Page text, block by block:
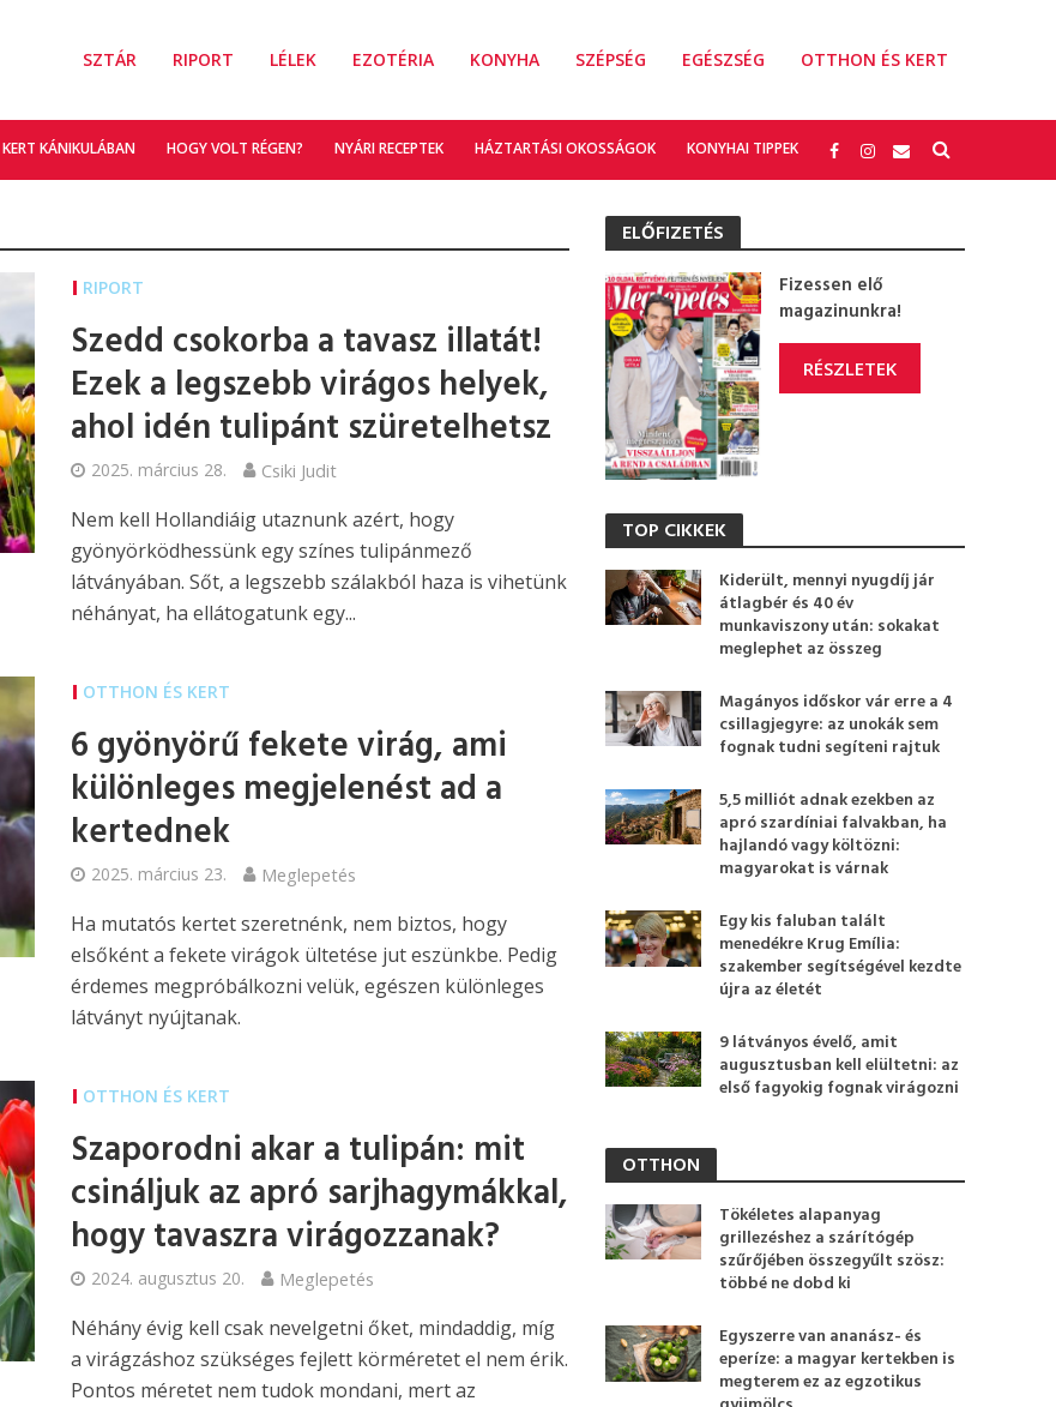
SZTÁR RIPORT LÉLEK EZOTÉRIA KONYHA SZÉPSÉG EGÉSZSÉG OTTHON ÉS KERT
KERT KÁNIKULÁBAN HOGY VOLT RÉGEN? NYÁRI RECEPTEK HÁZTARTÁSI OKOSSÁGOK KONYHAI TIPPEK
RIPORT
Szedd csokorba a tavasz illatát!
Ezek a legszebb virágos helyek,
ahol idén tulipánt szüretelhetsz
2025. március 28. Csiki Judit
Nem kell Hollandiáig utaznunk azért, hogy
gyönyörködhessünk egy színes tulipánmező
látványában. Sőt, a legszebb szálakból haza is vihetünk
néhányat, ha ellátogatunk egy...
OTTHON ÉS KERT
6 gyönyörű fekete virág, ami
különleges megjelenést ad a
kertednek
2025. március 23. Meglepetés
Ha mutatós kertet szeretnénk, nem biztos, hogy
elsőként a fekete virágok ültetése jut eszünkbe. Pedig
érdemes megpróbálkozni velük, egészen különleges
látványt nyújtanak.
OTTHON ÉS KERT
Szaporodni akar a tulipán: mit
csináljuk az apró sarjhagymákkal,
hogy tavaszra virágozzanak?
2024. augusztus 20. Meglepetés
Néhány évig kell csak nevelgetni őket, mindaddig, míg
a virágzáshoz szükséges fejlett körméretet el nem érik.
Pontos méretet nem tudok mondani, mert az
ELŐFIZETÉS
Fizessen elő
magazinunkra!
RÉSZLETEK
TOP CIKKEK
Kiderült, mennyi nyugdíj jár
átlagbér és 40 év
munkaviszony után: sokakat
meglephet az összeg
Magányos időskor vár erre a 4
csillagjegyre: az unokák sem
fognak tudni segíteni rajtuk
5,5 milliót adnak ezekben az
apró szardíniai falvakban, ha
hajlandó vagy költözni:
magyarokat is várnak
Egy kis faluban talált
menedékre Krug Emília:
szakember segítségével kezdte
újra az életét
9 látványos évelő, amit
augusztusban kell elültetni: az
első fagyokig fognak virágozni
OTTHON
Tökéletes alapanyag
grillezéshez a szárítógép
szűrőjében összegyűlt szösz:
többé ne dobd ki
Egyszerre van ananász- és
eperíze: a magyar kertekben is
megterem ez az egzotikus